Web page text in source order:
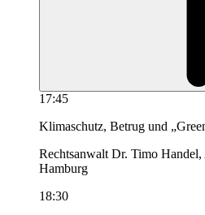
17:45
Klimaschutz, Betrug und
Rechtsanwalt Dr. Timo
Hamburg
18:30